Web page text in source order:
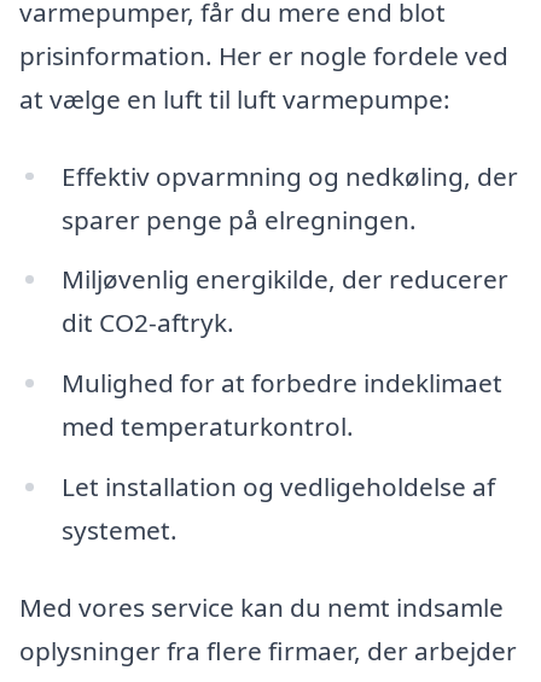
varmepumper, får du mere end blot
prisinformation. Her er nogle fordele ved
at vælge en luft til luft varmepumpe:
Effektiv opvarmning og nedkøling, der
sparer penge på elregningen.
Miljøvenlig energikilde, der reducerer
dit CO2-aftryk.
Mulighed for at forbedre indeklimaet
med temperaturkontrol.
Let installation og vedligeholdelse af
systemet.
Med vores service kan du nemt indsamle
oplysninger fra flere firmaer, der arbejder